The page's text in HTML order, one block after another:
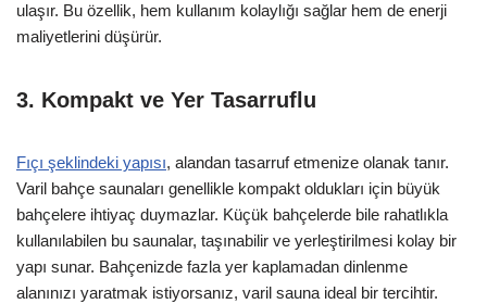
ulaşır. Bu özellik, hem kullanım kolaylığı sağlar hem de enerji
maliyetlerini düşürür.
3. Kompakt ve Yer Tasarruflu
Fıçı şeklindeki yapısı, alandan tasarruf etmenize olanak tanır.
Varil bahçe saunaları genellikle kompakt oldukları için büyük
bahçelere ihtiyaç duymazlar. Küçük bahçelerde bile rahatlıkla
kullanılabilen bu saunalar, taşınabilir ve yerleştirilmesi kolay bir
yapı sunar. Bahçenizde fazla yer kaplamadan dinlenme
alanınızı yaratmak istiyorsanız, varil sauna ideal bir tercihtir.